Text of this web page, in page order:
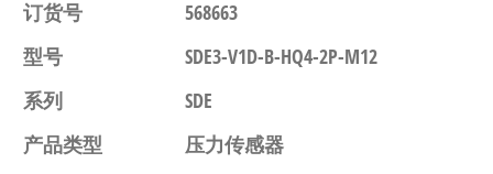
订货号
568663
型号
SDE3-V1D-B-HQ4-2P-M12
系列
SDE
产品类型
压力传感器